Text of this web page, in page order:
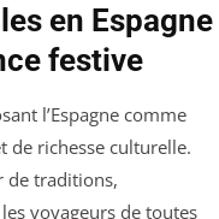
en Espagne
festive
l’Espagne comme
de richesse culturelle.
de traditions,
voyageurs de toutes